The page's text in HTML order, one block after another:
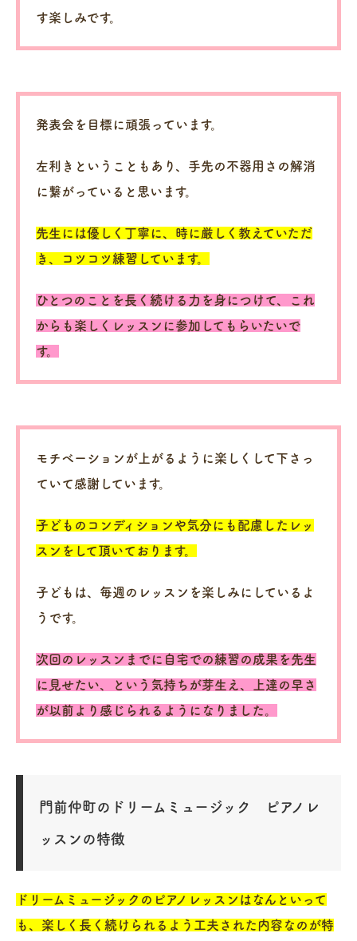
す楽しみです。
発表会を目標に頑張っています。
左利きということもあり、手先の不器用さの解消
に繋がっていると思います。
先生には優しく丁寧に、時に厳しく教えていただ
き、コツコツ練習しています。
ひとつのことを長く続ける力を身につけて、これ
からも楽しくレッスンに参加してもらいたいで
す。
モチベーションが上がるように楽しくして下さっ
ていて感謝しています。
子どものコンディションや気分にも配慮したレッ
スンをして頂いております。
子どもは、毎週のレッスンを楽しみにしているよ
うです。
次回のレッスンまでに自宅での練習の成果を先生
に見せたい、という気持ちが芽生え、上達の早さ
が以前より感じられるようになりました。
門前仲町のドリームミュージック ピアノレ
ッスンの特徴
ドリームミュージックのピアノレッスンはなんといって
も、楽しく長く続けられるよう工夫された内容なのが特